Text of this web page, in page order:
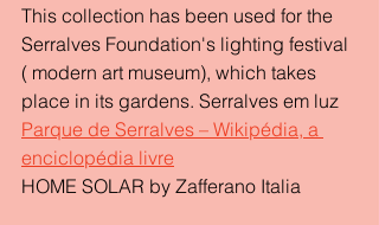
This collection has been used for the
Serralves Foundation's lighting festival
( modern art museum), which takes
place in its gardens. Serralves em luz
Parque de Serralves – Wikipédia, a
enciclopédia livre
HOME SOLAR by Zafferano Italia